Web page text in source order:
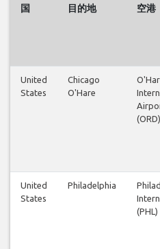
国 目的地 空港
United
States
Chicago
O'Hare
(ORD)
United
States
Philadelphia
(PHL)